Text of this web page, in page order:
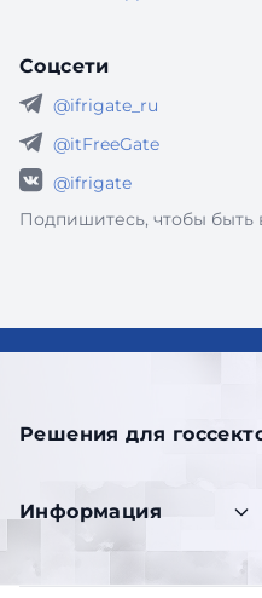
Соцсети
@ifrigate_ru
@itFreeGate
@ifrigate
Подпишитесь, чтобы быть
Решения для
Информация